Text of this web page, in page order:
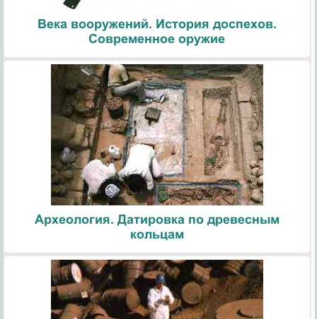
Века вооружений. История доспехов.
Современное оружие
Археология. Датировка по древесным
кольцам